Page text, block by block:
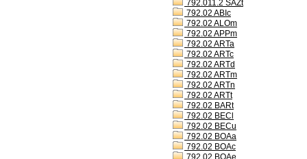
792.011.2 SAZt
792.02 ABIc
792.02 ALOm
792.02 APPm
792.02 ARTa
792.02 ARTc
792.02 ARTd
792.02 ARTm
792.02 ARTn
792.02 ARTt
792.02 BARt
792.02 BECl
792.02 BECu
792.02 BOAa
792.02 BOAc
792.02 BOAe